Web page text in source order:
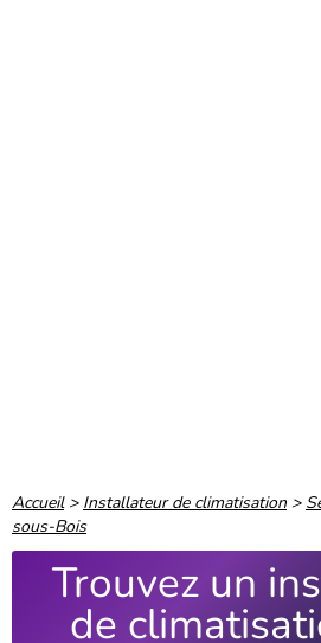
Accueil> Installateur de climatisation>
sous-Bois
Trouvez un
de